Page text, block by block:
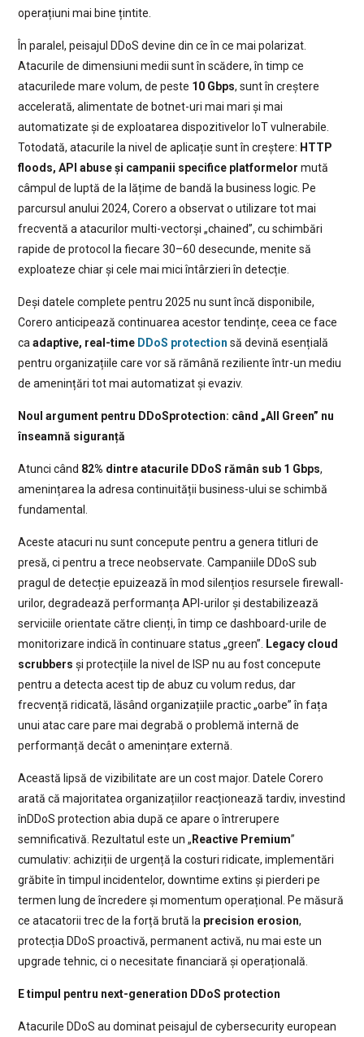
operațiuni mai bine țintite.
În paralel, peisajul DDoS devine din ce în ce mai polarizat.
Atacurile de dimensiuni medii sunt în scădere, în timp ce
atacurilede mare volum, de peste 10 Gbps, sunt în creștere
accelerată, alimentate de botnet-uri mai mari și mai
automatizate și de exploatarea dispozitivelor IoT vulnerabile.
Totodată, atacurile la nivel de aplicație sunt în creștere: HTTP
floods, API abuse și campanii specifice platformelor mută
câmpul de luptă de la lățime de bandă la business logic. Pe
parcursul anului 2024, Corero a observat o utilizare tot mai
frecventă a atacurilor multi-vectorși „chained”, cu schimbări
rapide de protocol la fiecare 30–60 desecunde, menite să
exploateze chiar și cele mai mici întârzieri în detecție.
Deși datele complete pentru 2025 nu sunt încă disponibile,
Corero anticipează continuarea acestor tendințe, ceea ce face
ca adaptive, real-timeDDoS protection să devină esențială
pentru organizațiile care vor să rămână reziliente într-un mediu
de amenințări tot mai automatizat și evaziv.
Noul argument pentru DDoSprotection: când „All Green” nu
înseamnă siguranță
Atunci când 82% dintre atacurile DDoS rămân sub 1 Gbps,
amenințarea la adresa continuității business-ului se schimbă
fundamental.
Aceste atacuri nu sunt concepute pentru a genera titluri de
presă, ci pentru a trece neobservate. Campaniile DDoS sub
pragul de detecție epuizează în mod silențios resursele firewall-
urilor, degradează performanța API-urilor și destabilizează
serviciile orientate către clienți, în timp ce dashboard-urile de
monitorizare indică în continuare status „green”.
Legacy cloud
scrubbers și protecțiile la nivel de ISP nu au fost concepute
pentru a detecta acest tip de abuz cu volum redus, dar
frecvență ridicată, lăsând organizațiile practic „oarbe” în fața
unui atac care pare mai degrabă o problemă internă de
performanță decât o amenințare externă.
Această lipsă de vizibilitate are un cost major. Datele Corero
arată că majoritatea organizațiilor reacționează tardiv, investind
înDDoS protection abia după ce apare o întrerupere
semnificativă. Rezultatul este un „ Reactive Premium”
cumulativ: achiziții de urgență la costuri ridicate, implementări
grăbite în timpul incidentelor, downtime extins și pierderi pe
termen lung de încredere și momentum operațional. Pe măsură
ce atacatorii trec de la forță brută la precision erosion,
protecția DDoS proactivă, permanent activă, nu mai este un
upgrade tehnic, ci o necesitate financiară și operațională.
E timpul pentru next-generation DDoS protection
Atacurile DDoS au dominat peisajul de cybersecurity european